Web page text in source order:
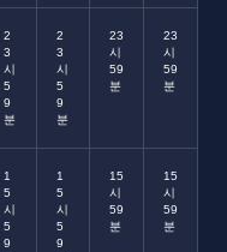
2
3
시
5
9
분
2
3
시
5
9
분
23
시
59
분
23
시
59
분
1
5
시
5
9
1
5
시
5
9
15
시
59
분
15
시
59
분